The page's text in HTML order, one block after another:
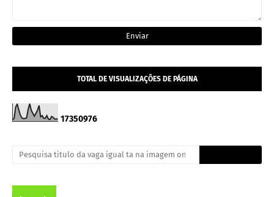
TOTAL DE VISUALIZAÇÕES DE PÁGINA
17350976